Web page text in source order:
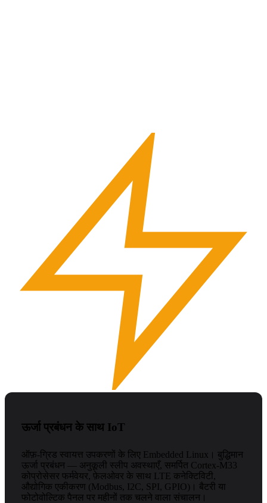
ऊर्जा प्रबंधन के साथ IoT
ऑफ़-ग्रिड स्वायत्त उपकरणों के लिए Embedded Linux। बुद्धिमान
ऊर्जा प्रबंधन — अनुकूली स्लीप अवस्थाएँ, समर्पित Cortex-M33
कोप्रोसेसर फर्मवेयर, फ़ेलओवर के साथ LTE कनेक्टिविटी,
औद्योगिक एकीकरण (Modbus, I2C, SPI, GPIO)। बैटरी या
फोटोवोल्टिक पैनल पर महीनों तक चलने वाला संचालन।